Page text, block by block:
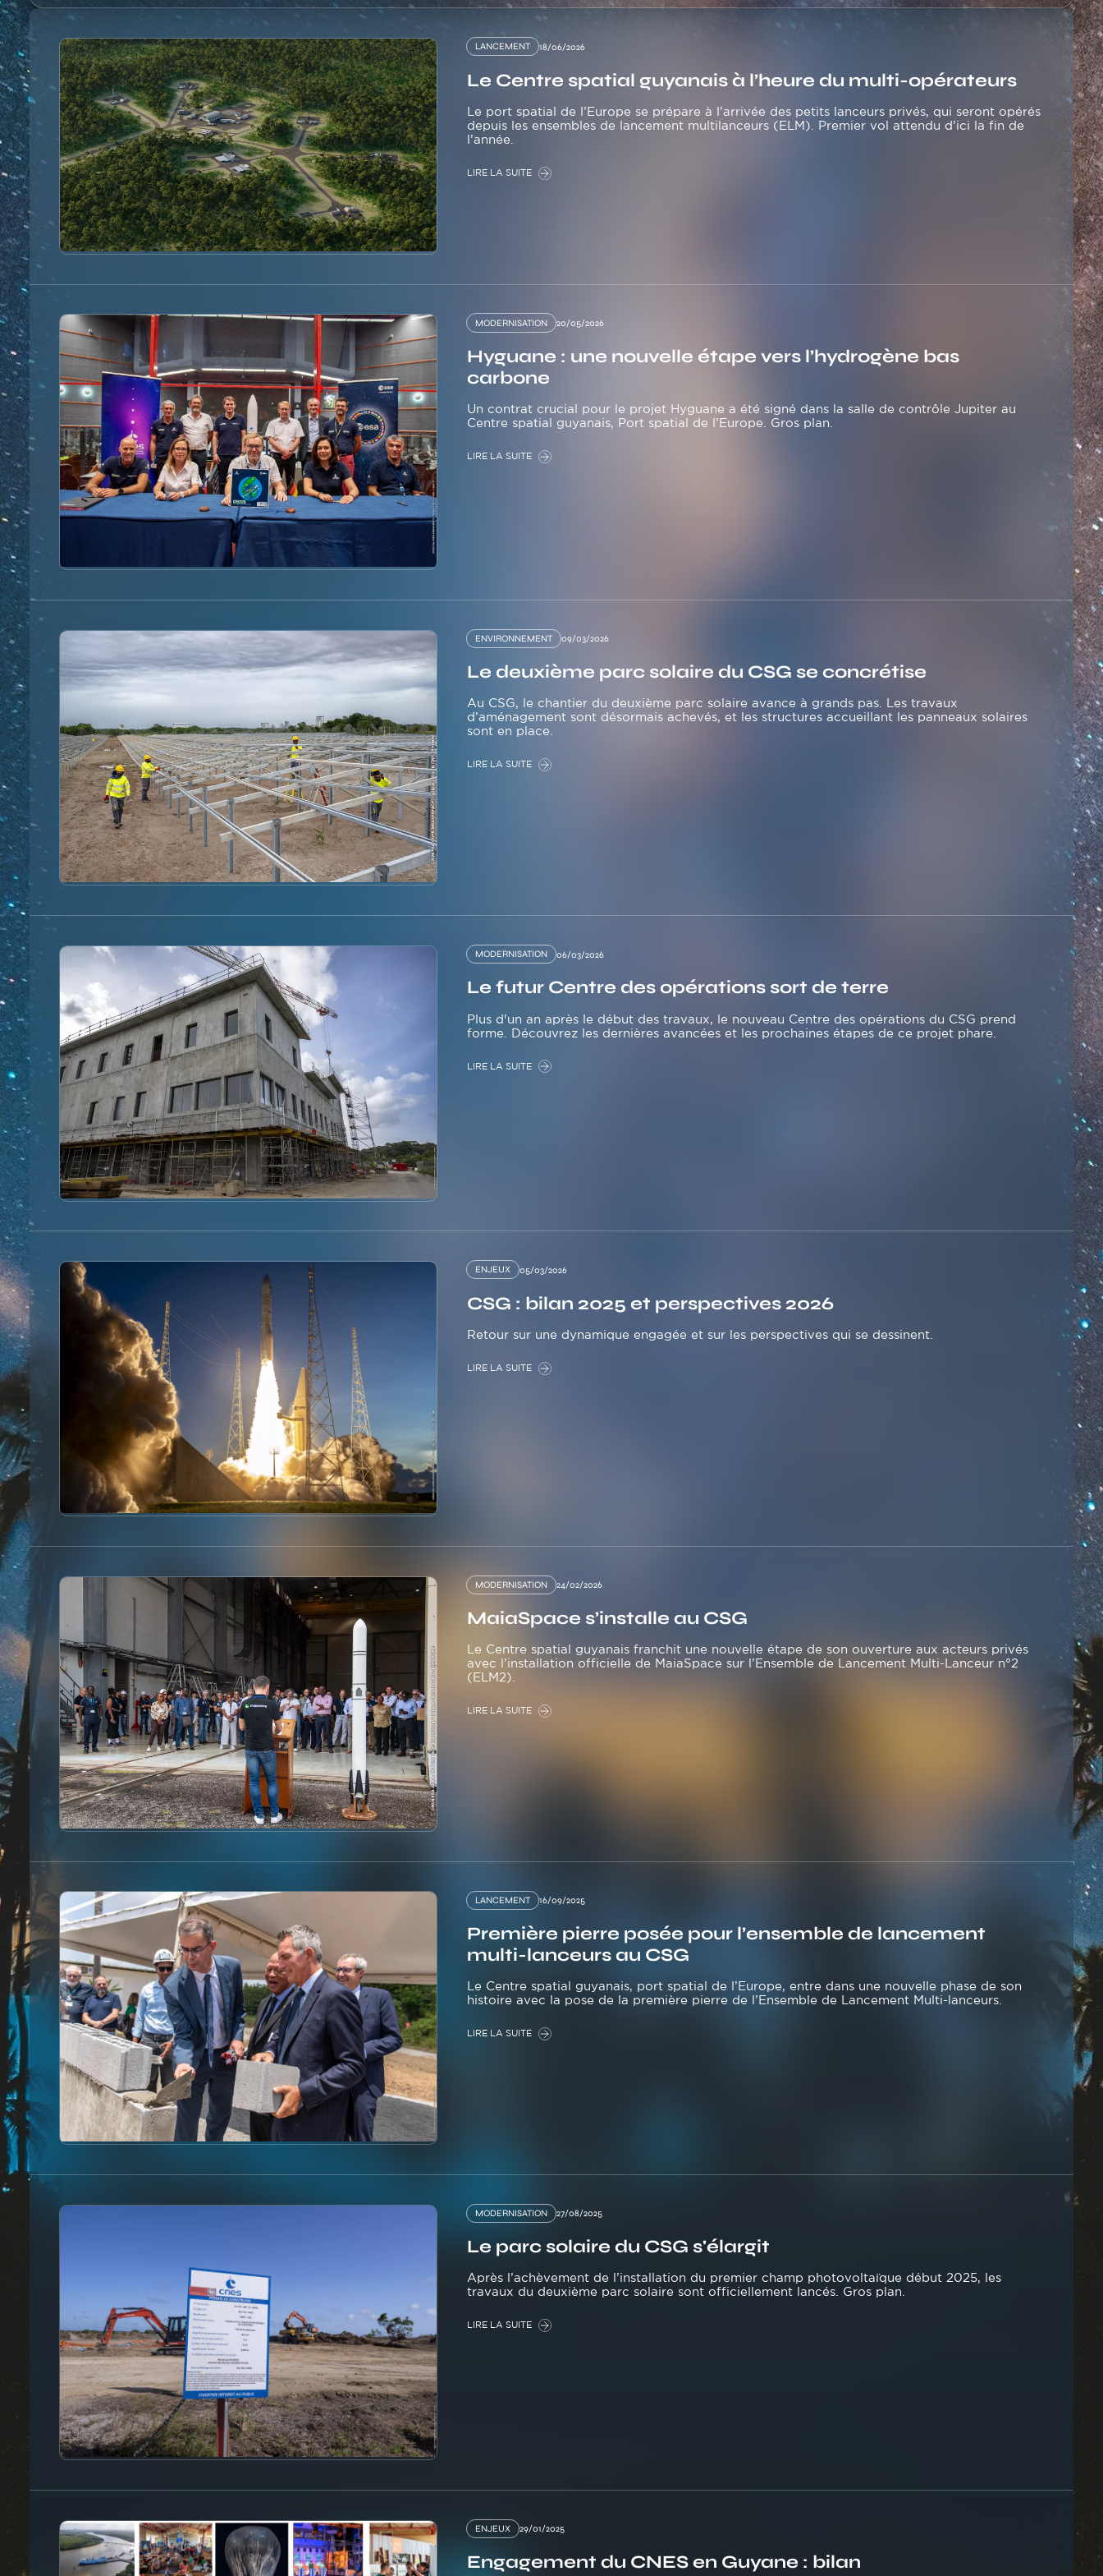
LANCEMENT 18/06/2026
Le Centre spatial guyanais à l’heure du multi-opérateurs
Le port spatial de l’Europe se prépare à l’arrivée des petits lanceurs privés, qui seront opérés
depuis les ensembles de lancement multilanceurs (ELM). Premier vol attendu d’ici la fin de
l’année.
LIRE LA SUITE
MODERNISATION 20/05/2026
Hyguane : une nouvelle étape vers l’hydrogène bas
carbone
Un contrat crucial pour le projet Hyguane a été signé dans la salle de contrôle Jupiter au
Centre spatial guyanais, Port spatial de l’Europe. Gros plan.
LIRE LA SUITE
ENVIRONNEMENT 09/03/2026
Le deuxième parc solaire du CSG se concrétise
Au CSG, le chantier du deuxième parc solaire avance à grands pas. Les travaux
d’aménagement sont désormais achevés, et les structures accueillant les panneaux solaires
sont en place.
LIRE LA SUITE
MODERNISATION 06/03/2026
Le futur Centre des opérations sort de terre
Plus d'un an après le début des travaux, le nouveau Centre des opérations du CSG prend
forme. Découvrez les dernières avancées et les prochaines étapes de ce projet phare.
LIRE LA SUITE
ENJEUX 05/03/2026
CSG : bilan 2025 et perspectives 2026
Retour sur une dynamique engagée et sur les perspectives qui se dessinent.
LIRE LA SUITE
MODERNISATION 24/02/2026
MaiaSpace s’installe au CSG
Le Centre spatial guyanais franchit une nouvelle étape de son ouverture aux acteurs privés
avec l’installation officielle de MaiaSpace sur l’Ensemble de Lancement Multi-Lanceur n°2
(ELM2).
LIRE LA SUITE
LANCEMENT 16/09/2025
Première pierre posée pour l’ensemble de lancement
multi-lanceurs au CSG
Le Centre spatial guyanais, port spatial de l’Europe, entre dans une nouvelle phase de son
histoire avec la pose de la première pierre de l’Ensemble de Lancement Multi-lanceurs.
LIRE LA SUITE
MODERNISATION 27/08/2025
Le parc solaire du CSG s'élargit
Après l’achèvement de l’installation du premier champ photovoltaïque début 2025, les
travaux du deuxième parc solaire sont officiellement lancés. Gros plan.
LIRE LA SUITE
ENJEUX 29/01/2025
Engagement du CNES en Guyane : bilan